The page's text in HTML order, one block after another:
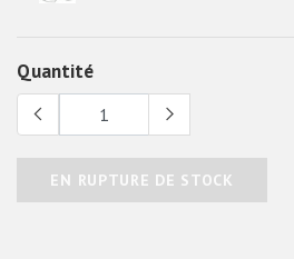
Quantité
EN RUPTURE DE STOCK